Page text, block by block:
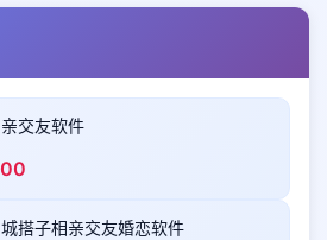
交友软件
搭子相亲交友婚恋软件